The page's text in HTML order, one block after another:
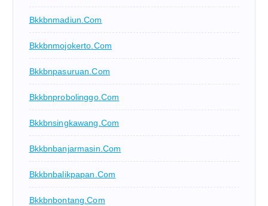
Bkkbnmadiun.com
Bkkbnmojokerto.com
Bkkbnpasuruan.com
Bkkbnprobolinggo.com
Bkkbnsingkawang.com
Bkkbnbanjarmasin.com
Bkkbnbalikpapan.com
Bkkbnbontang.com